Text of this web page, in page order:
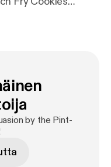
and
docume
redirect?event
by the Pint-